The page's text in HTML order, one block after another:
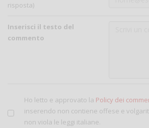
risposta)
Inserisci il testo del
commento
Ho letto e approvato la Policy dei
inserendo non contiene offese e
non viola le leggi italiane.